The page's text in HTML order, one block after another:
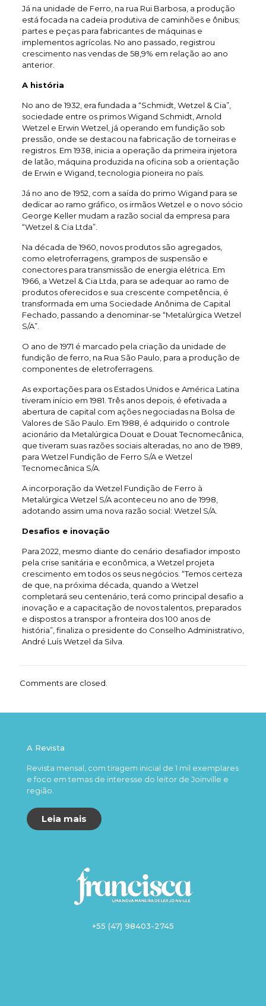
Já na unidade de Ferro, na rua Rui Barbosa, a produção
está focada na cadeia produtiva de caminhões e ônibus;
partes e peças para fabricantes de máquinas e
implementos agrícolas. No ano passado, registrou
crescimento nas vendas de 58,9% em relação ao ano
anterior.
A história
No ano de 1932, era fundada a “Schmidt, Wetzel & Cia”,
sociedade entre os primos Wigand Schmidt, Arnold
Wetzel e Erwin Wetzel, já operando em fundição sob
pressão, onde se destacou na fabricação de torneiras e
registros. Em 1938, inicia a operação da primeira injetora
de latão, máquina produzida na oficina sob a orientação
de Erwin e Wigand, tecnologia pioneira no país.
Já no ano de 1952, com a saída do primo Wigand para se
dedicar ao ramo gráfico, os irmãos Wetzel e o novo sócio
George Keller mudam a razão social da empresa para
“Wetzel & Cia Ltda”.
Na década de 1960, novos produtos são agregados,
como eletroferragens, grampos de suspensão e
conectores para transmissão de energia elétrica. Em
1966, a Wetzel & Cia Ltda, para se adequar ao ramo de
produtos oferecidos e sua crescente competência, é
transformada em uma Sociedade Anônima de Capital
Fechado, passando a denominar-se “Metalúrgica Wetzel
S/A”.
O ano de 1971 é marcado pela criação da unidade de
fundição de ferro, na Rua São Paulo, para a produção de
componentes de eletroferragens.
As exportações para os Estados Unidos e América Latina
tiveram início em 1981. Três anos depois, é efetivada a
abertura de capital com ações negociadas na Bolsa de
Valores de São Paulo. Em 1988, é adquirido o controle
acionário da Metalúrgica Douat e Douat Tecnomecânica,
que tiveram suas razões sociais alteradas, no ano de 1989,
para Wetzel Fundição de Ferro S/A e Wetzel
Tecnomecânica S/A.
A incorporação da Wetzel Fundição de Ferro à
Metalúrgica Wetzel S/A aconteceu no ano de 1998,
adotando assim uma nova razão social: Wetzel S/A.
Desafios e inovação
Para 2022, mesmo diante do cenário desafiador imposto
pela crise sanitária e econômica, a Wetzel projeta
crescimento em todos os seus negócios. “Temos certeza
de que, na próxima década, quando a Wetzel
completará seu centenário, terá como principal desafio a
inovação e a capacitação de novos talentos, preparados
e dispostos a transpor a fronteira dos 100 anos de
história”, finaliza o presidente do Conselho Administrativo,
André Luís Wetzel da Silva.
Comments are closed.
A Revista
Revista mensal, com tiragem inicial de 1 mil exemplares
e foco em temas de interesse do leitor de Joinville e
região.
Leia mais
+55 (47) 98403-2745